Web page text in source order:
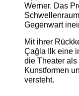
Werner. Das
Gegenwart
Mit ihrer
Çağla Ilk eine
die Theater
Kunstformen
versteht.